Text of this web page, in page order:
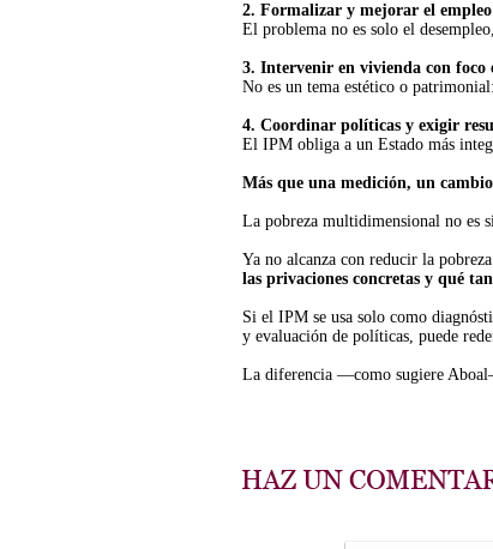
2. Formalizar y mejorar el empleo
El problema no es solo el
3. Intervenir en vivienda con foco
No es un tema estético o
4. Coordinar políticas y exigir
El IPM obliga a un Estado más
Más que una medición, un
La pobreza multidimensional no es
Ya no alcanza con reducir la
las privaciones concretas y qué
Si el IPM se usa solo como
y evaluación de políticas, puede
La diferencia —como sugiere